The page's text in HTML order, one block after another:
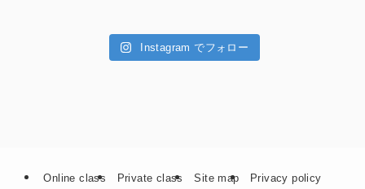
Instagram でフォロー
Online class Private class Site map Privacy policy